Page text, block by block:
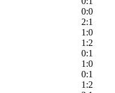
0:0
2:1
1:0
1:2
0:1
1:0
0:1
1:2